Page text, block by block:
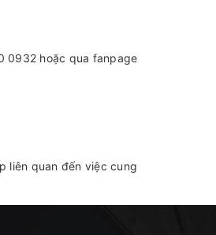
0932 hoặc qua fanpage
liên quan đến việc cung